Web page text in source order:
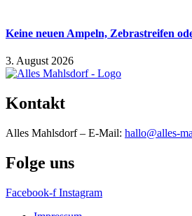
Keine neuen Ampeln, Zebrastreifen
3. August 2026
Kontakt
Alles Mahlsdorf – E-Mail: hallo@alles-
Folge uns
Facebook-f Instagram